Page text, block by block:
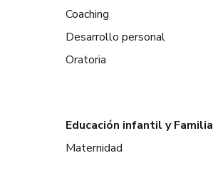
Coaching
Desarrollo personal
Oratoria
Educación infantil y Familia
Maternidad